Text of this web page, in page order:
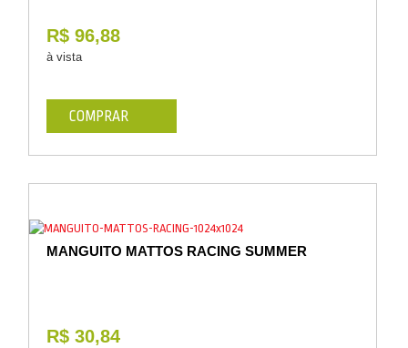
R$ 96,88
à vista
COMPRAR
MANGUITO MATTOS RACING SUMMER
R$ 30,84